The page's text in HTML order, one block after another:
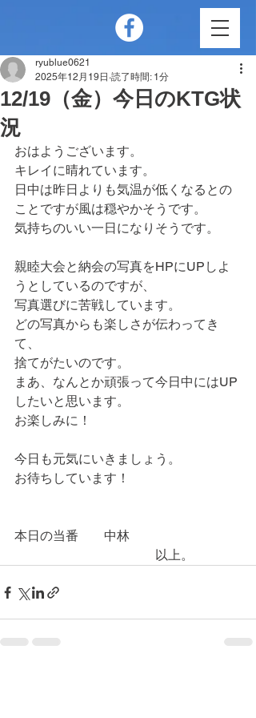
12/19（金）今日のKTG状
況
ryublue0621
2025年12月19日 読了時間: 1分
おはようございます。
キレイに晴れています。
日中は昨日よりも気温が低くなるとの
ことですが風は穏やかそうです。
気持ちのいい一日になりそうです。
親睦大会と納会の写真をHPにUPしよ
うとしているのですが、
写真選びに苦戦しています。
どの写真からも楽しさが伝わってき
て、
捨てがたいのです。
まあ、なんとか頑張って今日中にはUP
したいと思います。
お楽しみに！
今日も元気にいきましょう。
お待ちしています！
本日の当番　　中林
以上。